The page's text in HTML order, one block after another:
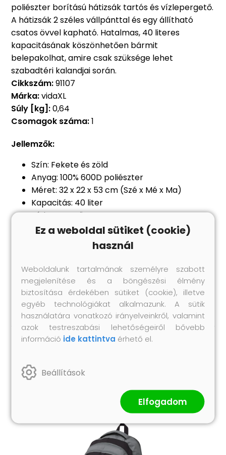
poliészter borítású hátizsák tartós és vízlepergető.
A hátizsák 2 széles vállpánttal és egy állítható
csatos övvel kapható. Hatalmas, 40 literes
kapacitásának köszönhetően bármit
belepakolhat, amire csak szüksége lehet
szabadtéri kalandjai során.
Cikkszám:91107
Márka:vidaXL
Súly [kg]:0,64
Csomagok száma:1
Jellemzők:
Szín: Fekete és zöld
Anyag: 100% 600D poliészter
Méret: 32 x 22 x 53 cm (Szé x Mé x Ma)
Kapacitás: 40 liter
Vízlepergető
Kényelmes, párnázott vállpántok és öv
3 különálló rekesz cipzárakkal
Több strapabíró csattal
Textúra: 100% poliészter
Anyag: Poliészter: 100%
Ez a weboldal sütiket (cookie)
használ
Weboldalunk tartalmának személyre szabott
megjelenítése és a böngészési élmény
biztosítása érdekében sütiket (cookie), illetve
egyéb technológiákat alkalmazunk. A sütik
használatára vonatkozó irányelveinkről, valamint
azok testreszabási lehetőségeiről bővebb
információ ide kattintva érhető el.
Beállítások
Elfogadom